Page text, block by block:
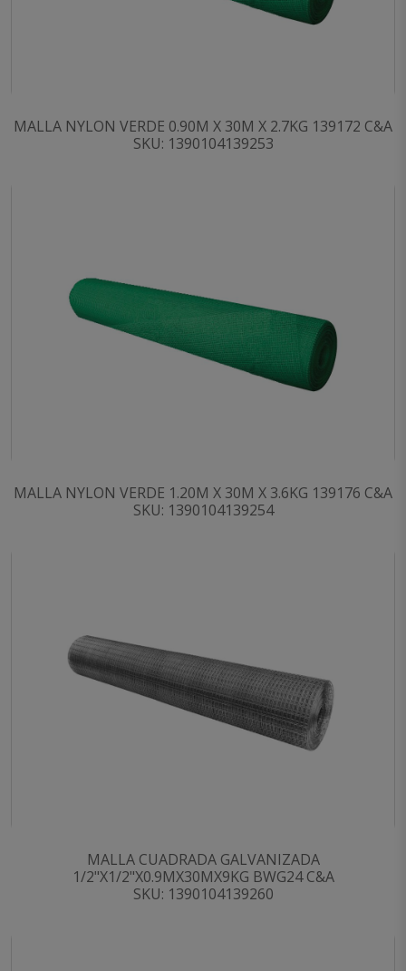
MALLA NYLON VERDE 0.90M X 30M X 2.7KG 139172 C&A
SKU: 1390104139253
MALLA NYLON VERDE 1.20M X 30M X 3.6KG 139176 C&A
SKU: 1390104139254
MALLA CUADRADA GALVANIZADA
1/2"X1/2"X0.9MX30MX9KG BWG24 C&A
SKU: 1390104139260